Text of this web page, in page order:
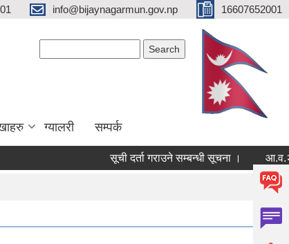
info@bijaynagarmun.gov.np 16607652001
ग्यालरी सम्पर्क
सूची दर्ता गराउने सम्बन्धी सूचना ।